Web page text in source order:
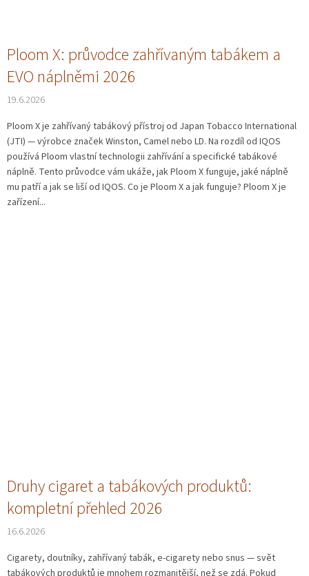
Ploom X: průvodce zahřívaným tabákem a
EVO náplněmi 2026
19.6.2026
Ploom X je zahřívaný tabákový přístroj od Japan Tobacco International
(JTI) — výrobce značek Winston, Camel nebo LD. Na rozdíl od IQOS
používá Ploom vlastní technologii zahřívání a specifické tabákové
náplně. Tento průvodce vám ukáže, jak Ploom X funguje, jaké náplně
mu patří a jak se liší od IQOS. Co je Ploom X a jak funguje? Ploom X je
zařízení...
Druhy cigaret a tabákových produktů:
kompletní přehled 2026
16.6.2026
Cigarety, doutníky, zahřívaný tabák, e-cigarety nebo snus — svět